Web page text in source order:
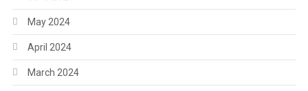
May 2024
April 2024
March 2024